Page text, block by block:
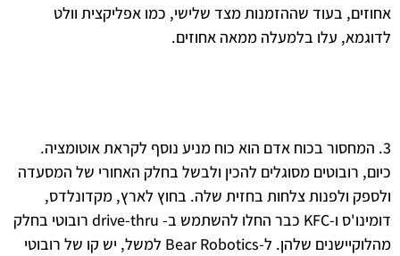
בעוד שההזמנות מצד שלישי, כמו אפליקצית וולט
עלו בלמעלה ממאה אחוזים.
המחסור בכוח אדם הוא כוח מניע נוסף לקראת אוטומציה.
רובוטים מסוגלים להכין ולבשל בחלק האחורי של המסעדה
ולפנות צלחות בחזית שלה. בחוץ לארץ, מקדונלדס,
דומינו'ס ו-KFC כבר החלו להשתמש ב- drive-thru רובוטי בחלק
מהלוקיישנים שלהן. ל-Bear Robotics למשל, יש קו של רובוטי